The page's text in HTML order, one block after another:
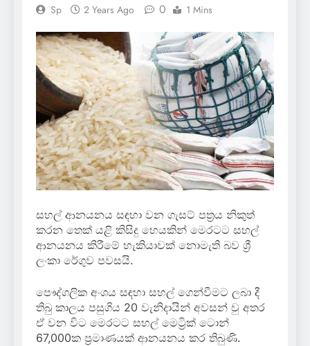
Sp 2 Years Ago 0 1 Mins
සහල් ආනයනය සඳහා වන ගැසට් පත්‍රය නිකුත්
කරන තෙක් යළි කිසිදු හෙයකින් මෙරටට සහල්
ආනයනය කිරීමේ හැකියාවක් නොමැති බව ශ්‍රී
ලංකා රේගුව පවසයි.
පෞද්ගලික අංශය සඳහා සහල් ගෙන්වීමට ලබා දී
තිබු කාලය පසුගිය 20 වැනිදායින් අවසන් වු අතර
ඒ වන විට මෙරටට සහල් මෙට්‍රික් ටොන්
67,000ක ප්‍රමාණයක් ආනයනය කර තිබුණි.